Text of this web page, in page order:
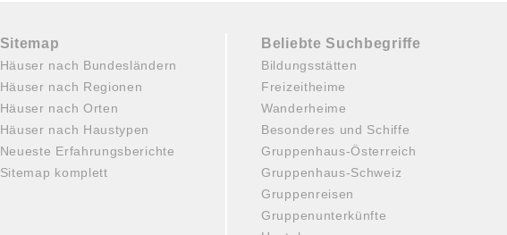
Sitemap
Häuser nach Bundesländern
Häuser nach Regionen
Häuser nach Orten
Häuser nach Haustypen
Neueste Erfahrungsberichte
Sitemap komplett
Beliebte Suchbegriffe
Bildungsstätten
Freizeitheime
Wanderheime
Besonderes und Schiffe
Gruppenhaus-Österreich
Gruppenhaus-Schweiz
Gruppenreisen
Gruppenunterkünfte